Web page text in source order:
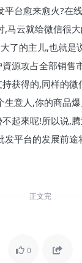
平台愈来愈火?在
,马云就给微信很
了的主儿,也就是
源攻占全部销售
获得的,同样的
生意人,你的商品
起來呢!所以说,
发平台的发展前途
正文完
0